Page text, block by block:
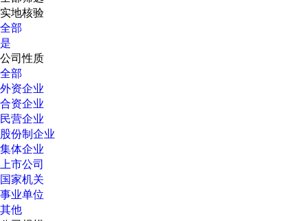
实地核验
全部
是
公司性质
全部
外资企业
合资企业
民营企业
股份制企业
集体企业
上市公司
国家机关
事业单位
其他